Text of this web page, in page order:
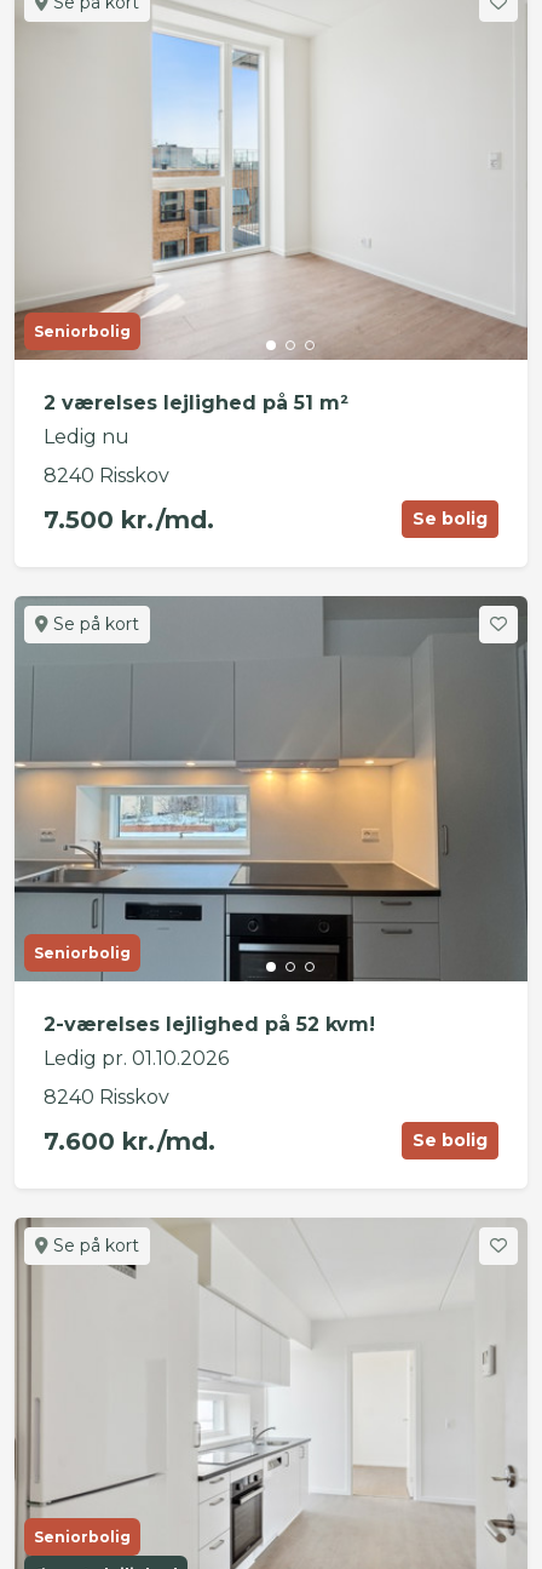
Seniorbolig
2 værelses lejlighed på 51 m²
Ledig nu
8240 Risskov
7.500 kr./md. Se bolig
Se på kort
Seniorbolig
2-værelses lejlighed på 52 kvm!
Ledig pr. 01.10.2026
8240 Risskov
7.600 kr./md. Se bolig
Se på kort
Seniorbolig